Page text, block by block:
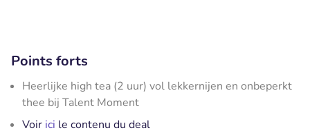
Points forts
Heerlijke high tea (2 uur) vol lekkernijen en onbeperkt
thee bij Talent Moment
Voir ici le contenu du deal